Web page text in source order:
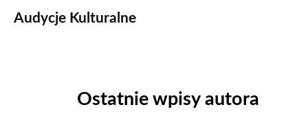
Audycje Kulturalne
Ostatnie wpisy autora